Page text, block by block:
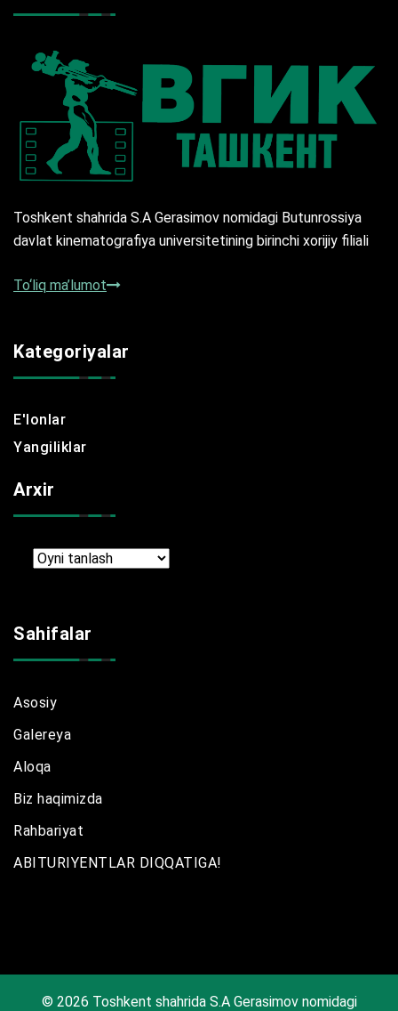
Toshkent shahrida S.A Gerasimov nomidagi Butunrossiya
davlat kinematografiya universitetining birinchi xorijiy filiali
To‘liq ma’lumot
Kategoriyalar
E'lonlar
Yangiliklar
Arxir
Arxir
Sahifalar
Asosiy
Galereya
Aloqa
Biz haqimizda
Rahbariyat
ABITURIYENTLAR DIQQATIGA!
© 2026 Toshkent shahrida S.A Gerasimov nomidagi